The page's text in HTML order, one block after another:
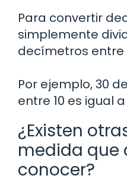
Para convertir
simplemente
decímetros entre
Por ejemplo, 30
entre 10 es igual
¿Existen
medida que
conocer?